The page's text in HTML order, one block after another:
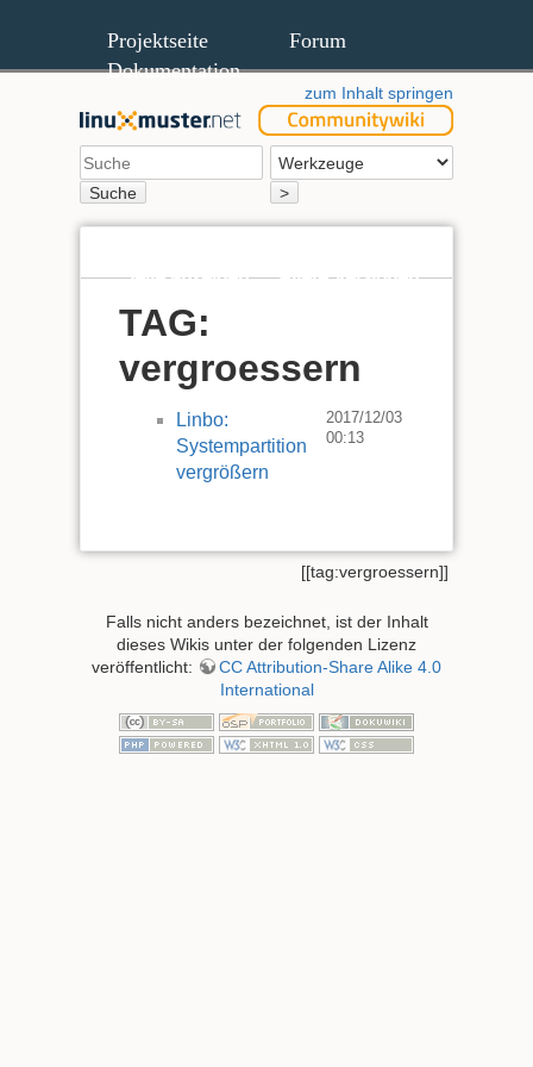
Projektseite
Forum
Dokumentation
zum Inhalt springen
Suche >
Seite anzeigen Ältere Versionen
TAG:
vergroessern
Linbo:
Systempartition
vergrößern
2017/12/03
00:13
[[tag:vergroessern]]
Falls nicht anders bezeichnet, ist der Inhalt
dieses Wikis unter der folgenden Lizenz
veröffentlicht:
CC Attribution-Share Alike 4.0
International